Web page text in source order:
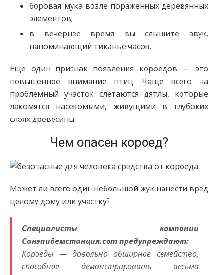
боровая мука возле пораженных деревянных
элементов;
в вечернее время вы слышите звук,
напоминающий тиканье часов.
Еще один признак появления короедов — это
повышенное внимание птиц. Чаще всего на
проблемный участок слетаются дятлы, которые
лакомятся насекомыми, живущими в глубоких
слоях древесины.
Чем опасен короед?
Может ли всего один небольшой жук нанести вред
целому дому или участку?
Специалисты компании
Санэпидемстанция.com предупреждают:
Короеды — довольно обширное семейство,
способное демонстрировать весьма